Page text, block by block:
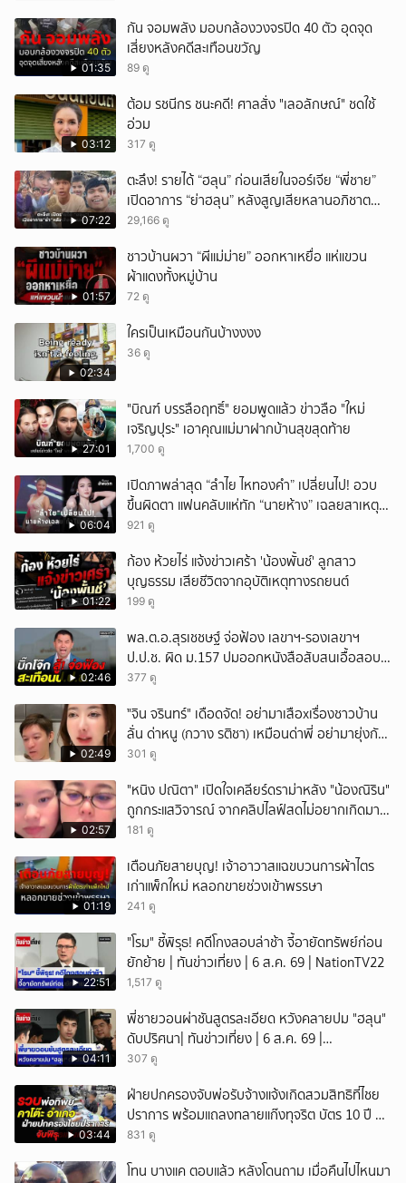
01:35
กัน จอมพลัง มอบกล้องวงจรปิด 40 ตัว อุดจุด
เสี่ยงหลังคดีสะเทือนขวัญ
89 ดู
03:12
ต้อม รชนีกร ชนะคดี! ศาลสั่ง "เลอลักษณ์" ชดใช้
อ่วม
317 ดู
07:22
ตะลึง! รายได้ “ฮลุน” ก่อนเสียในจอร์เจีย “พี่ชาย”
เปิดอาการ “ย่าฮลุน” หลังสูญเสียหลานอภิชาต
บุตร!
29,166 ดู
01:57
ชาวบ้านผวา “ผีแม่ม่าย” ออกหาเหยื่อ แห่แขวน
ผ้าแดงทั้งหมู่บ้าน
72 ดู
02:34
ใครเป็นเหมือนกันบ้างงงง
36 ดู
27:01
"บิณฑ์ บรรลือฤทธิ์" ยอมพูดแล้ว ข่าวลือ "ใหม่
เจริญปุระ" เอาคุณแม่มาฝากบ้านสุขสุดท้าย
1,700 ดู
06:04
เปิดภาพล่าสุด “ลำไย ไหทองคำ” เปลี่ยนไป! อวบ
ขึ้นผิดตา แฟนคลับแห่ทัก “นายห้าง” เฉลยสาเหตุ
ชัด!
921 ดู
01:22
ก้อง ห้วยไร่ แจ้งข่าวเศร้า 'น้องพั้นช์' ลูกสาว
บุญธรรม เสียชีวิตจากอุบัติเหตุทางรถยนต์
199 ดู
02:46
พล.ต.อ.สุรเชชษฐ์ จ่อฟ้อง เลขาฯ-รองเลขาฯ
ป.ป.ช. ผิด ม.157 ปมออกหนังสือสับสนเอื้อสอบ
คดีซ้ำซ้อน
377 ดู
02:49
ั่"จิน จรินทร์" เดือดจัด! อย่ามาเสือxเรื่องชาวบ้าน
ลั่น ด่าหนู (กวาง รติชา) เหมือนด่าพี่ อย่ามายุ่งกับ
คนของผม จบ!!!
301 ดู
02:57
"หนิง ปณิตา" เปิดใจเคลียร์ดราม่าหลัง "น้องณิริน"
ถูกกระแสวิจารณ์ จากคลิปไลฟ์สดไม่อยากเกิดมา
หน้าเหมือนพ่อ
181 ดู
01:19
เตือนภัยสายบุญ! เจ้าอาวาสแฉขบวนการผ้าไตร
เก่าแพ็กใหม่ หลอกขายช่วงเข้าพรรษา
241 ดู
22:51
"โรม" ชี้พิรุธ! คดีโกงสอบล่าช้า จี้อายัดทรัพย์ก่อน
ยักย้าย | ทันข่าวเที่ยง | 6 ส.ค. 69 | NationTV22
1,517 ดู
04:11
พี่ชายวอนผ่าชันสูตรละเอียด หวังคลายปม "ฮลุน"
ดับปริศนา| ทันข่าวเที่ยง | 6 ส.ค. 69 |
NationTV22
307 ดู
03:44
ฝ่ายปกครองจับพ่อรับจ้างแจ้งเกิดสวมสิทธิที่ไชย
ปราการ พร้อมแถลงทลายแก๊งทุจริต บัตร 10 ปี ที่
แม่สอด
831 ดู
โทน บางแค ตอบแล้ว หลังโดนถาม เมื่อคืนไปไหนมา